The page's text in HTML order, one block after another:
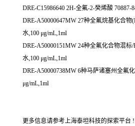
DRE-C15986640 2H-全氟-2-癸烯酸 70887-
DRE-A50000647MW 27种全氟烷基化合物
水,100 μg/mL,1ml
DRE-A50000151MW 24种全氟化合物混标
水,100 μg/mL,1ml
DRE-A50000738MW 6种马萨诸塞州全氟
μg/mL,1ml
更多信息请参考上海泰坦科技的探索平台 !